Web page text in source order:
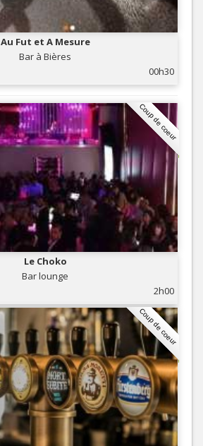
Au Fut et A Mesure
Bar à Bières
00h30
Coup de coeur
Le Choko
Bar lounge
2h00
Coup de coeur